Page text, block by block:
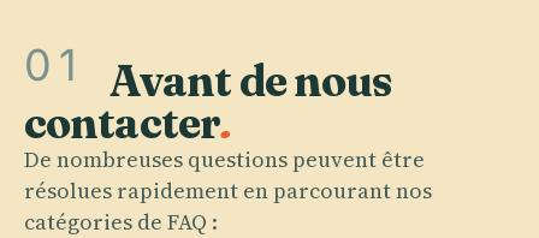
01 Avant de nous
contacter.
De nombreuses questions peuvent être
résolues rapidement en parcourant nos
catégories de FAQ :